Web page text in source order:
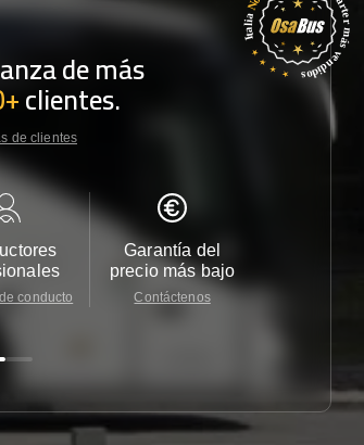
de más
clientes.
de clientes
conducto
Garantía del
precio más bajo
Contáctenos